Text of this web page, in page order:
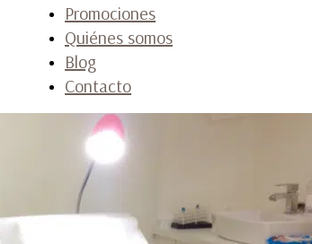
Promociones
Quiénes somos
Blog
Contacto